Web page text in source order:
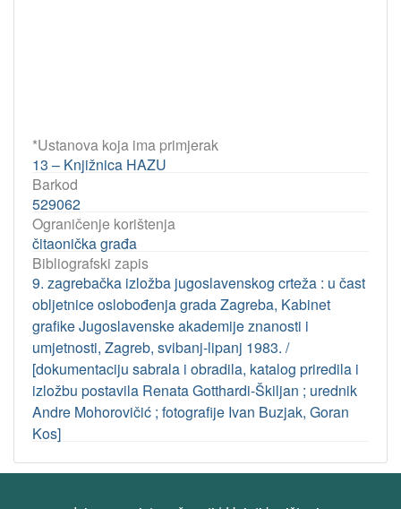
*Ustanova koja ima primjerak
13 – Knjižnica HAZU
Barkod
529062
Ograničenje korištenja
čitaonička građa
Bibliografski zapis
9. zagrebačka izložba jugoslavenskog crteža : u čast
obljetnice oslobođenja grada Zagreba, Kabinet
grafike Jugoslavenske akademije znanosti i
umjetnosti, Zagreb, svibanj-lipanj 1983. /
[dokumentaciju sabrala i obradila, katalog priredila i
izložbu postavila Renata Gotthardi-Škiljan ; urednik
Andre Mohorovičić ; fotografije Ivan Buzjak, Goran
Kos]